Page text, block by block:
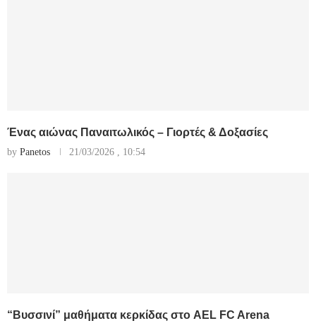
Ένας αιώνας Παναιτωλικός – Γιορτές & Δοξασίες
by Panetos 21/03/2026 , 10:54
“Βυσσινί” μαθήματα κερκίδας στο AEL FC Arena